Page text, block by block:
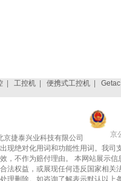
| 工控机| 便携式工控机| Getac
京捷泰兴业科技有限公司
京
现绝对化用词和功能性用词。我司
，不作为赔付理由。 本网站展示
法权益，或展现任何违反国家相
理删除。如咨询了解表示默认以上